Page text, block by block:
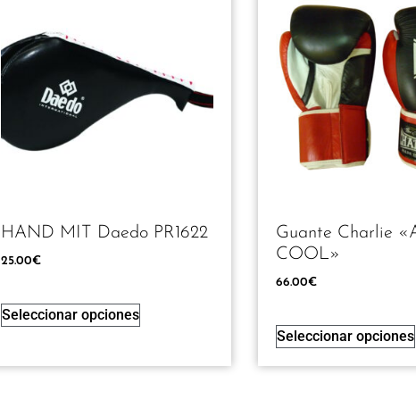
HAND MIT Daedo PR1622
25.00€
Seleccionar opciones
Guante Charlie
COOL»
66.00€
Seleccionar opciones